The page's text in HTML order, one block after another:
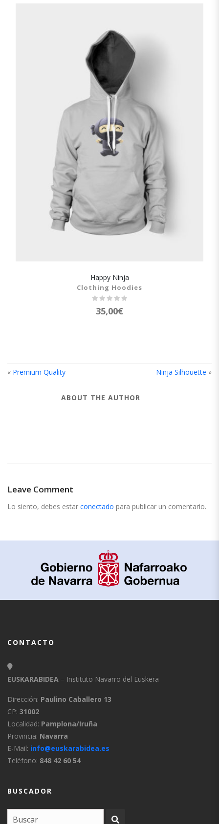
SHOW DETAILS
Happy Ninja
Clothing Hoodies
35,00€
« Premium Quality Ninja Silhouette »
ABOUT THE AUTHOR
Leave Comment
Lo siento, debes estar conectado para publicar un comentario.
CONTACTO
EUSKARABIDEA – Instituto Navarro del Euskera
Dirección: Paulino Caballero 13
CP: 31002
Localidad: Pamplona/Iruña
Provincia: Navarra
E-Mail: info@euskarabidea.es
Teléfono: 848 42 60 54
BUSCADOR